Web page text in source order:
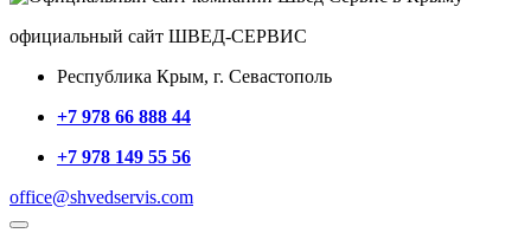
официальный сайт ШВЕД-СЕРВИС
Республика Крым, г. Севастополь
+7 978 66 888 44
+7 978 149 55 56
office@shvedservis.com